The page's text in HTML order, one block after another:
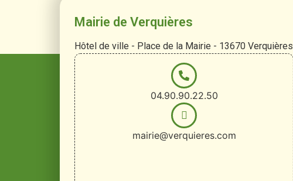
Mairie de Verquières
Hôtel de ville - Place de la Mairie - 13670 Verquières
04.90.90.22.50
mairie@verquieres.com